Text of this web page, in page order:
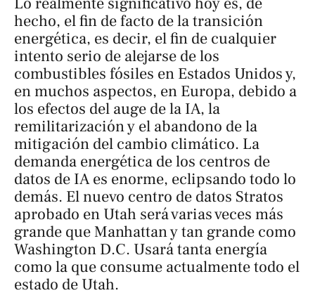
hecho, el fin de facto de la transición
energética, es decir, el fin de cualquier
intento serio de alejarse de los
combustibles fósiles en Estados Unidos y,
en muchos aspectos, en Europa, debido a
los efectos del auge de la IA, la
remilitarización y el abandono de la
mitigación del cambio climático. La
demanda energética de los centros de
datos de IA es enorme, eclipsando todo lo
demás. El nuevo centro de datos Stratos
aprobado en Utah será varias veces más
grande que Manhattan y tan grande como
Washington D.C. Usará tanta energía
como la que consume actualmente todo el
estado de Utah.